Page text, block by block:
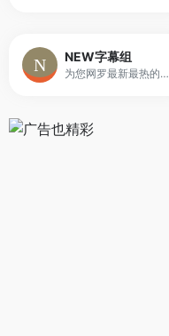
NEW字幕组
为您网罗最新最热的美剧资讯！为您提供最优质的字幕翻译！